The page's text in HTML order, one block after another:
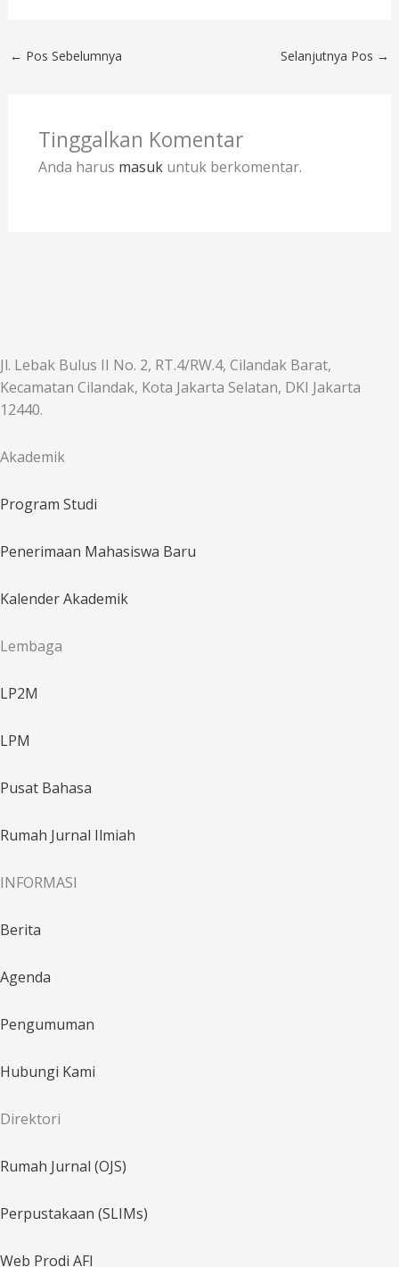
← Pos Sebelumnya Selanjutnya Pos →
Tinggalkan Komentar
Anda harus masukuntuk berkomentar.
Jl. Lebak Bulus II No. 2, RT.4/RW.4, Cilandak Barat,
Kecamatan Cilandak, Kota Jakarta Selatan, DKI Jakarta
12440.
Akademik
Program Studi
Penerimaan Mahasiswa Baru
Kalender Akademik
Lembaga
LP2M
LPM
Pusat Bahasa
Rumah Jurnal Ilmiah
INFORMASI
Berita
Agenda
Pengumuman
Hubungi Kami
Direktori
Rumah Jurnal (OJS)
Perpustakaan (SLIMs)
Web Prodi AFI